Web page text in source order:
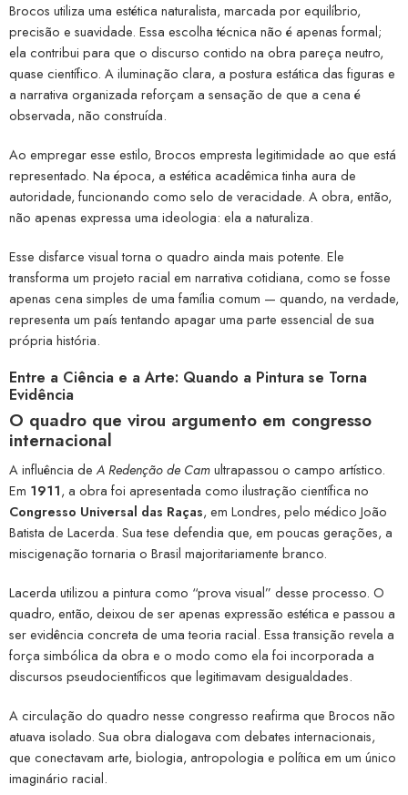
Brocos utiliza uma estética naturalista, marcada por equilíbrio,
precisão e suavidade. Essa escolha técnica não é apenas formal;
ela contribui para que o discurso contido na obra pareça neutro,
quase científico. A iluminação clara, a postura estática das figuras e
a narrativa organizada reforçam a sensação de que a cena é
observada, não construída.
Ao empregar esse estilo, Brocos empresta legitimidade ao que está
representado. Na época, a estética acadêmica tinha aura de
autoridade, funcionando como selo de veracidade. A obra, então,
não apenas expressa uma ideologia: ela a naturaliza.
Esse disfarce visual torna o quadro ainda mais potente. Ele
transforma um projeto racial em narrativa cotidiana, como se fosse
apenas cena simples de uma família comum — quando, na verdade,
representa um país tentando apagar uma parte essencial de sua
própria história.
Entre a Ciência e a Arte: Quando a Pintura se Torna
Evidência
O quadro que virou argumento em congresso
internacional
A influência de A Redenção de Camultrapassou o campo artístico.
Em 1911, a obra foi apresentada como ilustração científica no
Congresso Universal das Raças, em Londres, pelo médico João
Batista de Lacerda. Sua tese defendia que, em poucas gerações, a
miscigenação tornaria o Brasil majoritariamente branco.
Lacerda utilizou a pintura como “prova visual” desse processo. O
quadro, então, deixou de ser apenas expressão estética e passou a
ser evidência concreta de uma teoria racial. Essa transição revela a
força simbólica da obra e o modo como ela foi incorporada a
discursos pseudocientíficos que legitimavam desigualdades.
A circulação do quadro nesse congresso reafirma que Brocos não
atuava isolado. Sua obra dialogava com debates internacionais,
que conectavam arte, biologia, antropologia e política em um único
imaginário racial.